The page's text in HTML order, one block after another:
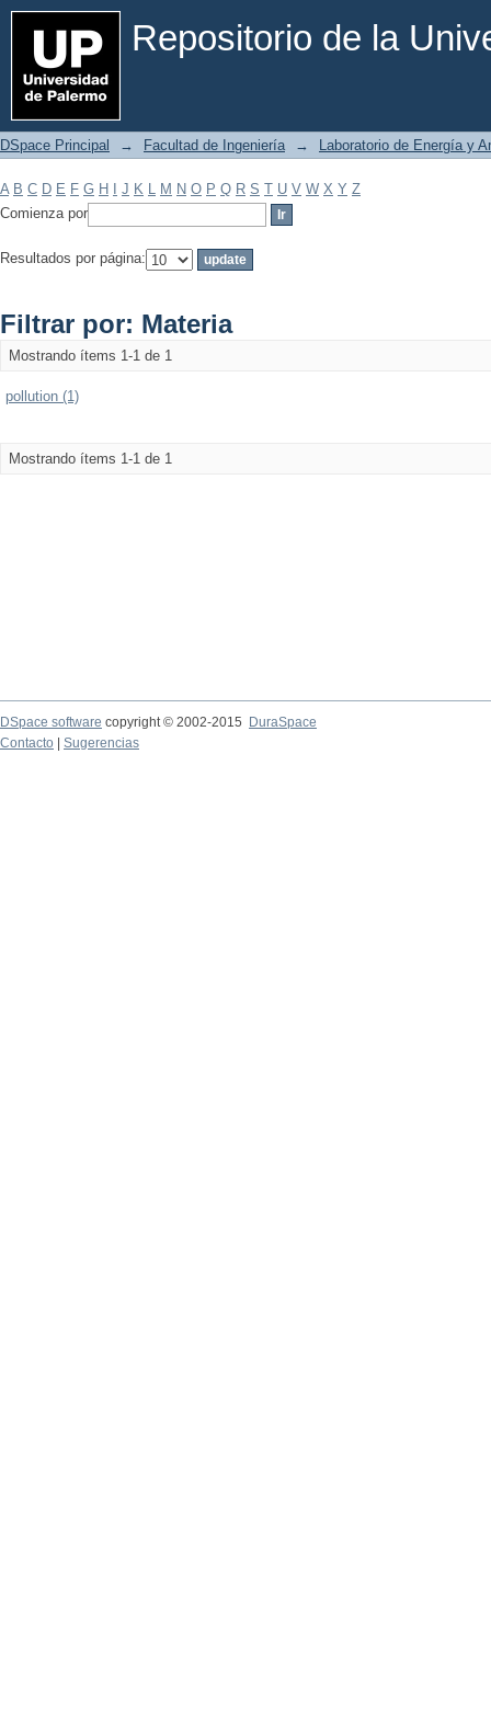
Repositorio de la
Filtrar por: Materia
DSpace Principal → Facultad de Ingeniería → Laboratorio de Energía y
A B C D E F G H J K L M N O P Q R S T U V W X Y Z
Comienza por
Resultados por página:
Filtrar por: Materia
Mostrando ítems 1-1 de 1
pollution (1)
Mostrando ítems 1-1 de 1
DSpace software copyright © 2002-2015
DuraSpace
Contacto
Sugerencias